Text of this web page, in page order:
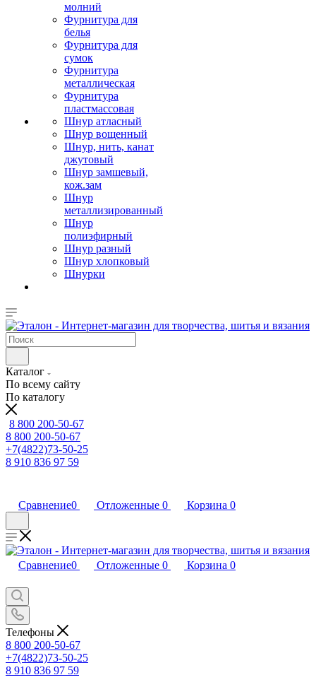
молний
Фурнитура для
белья
Фурнитура для
сумок
Фурнитура
металлическая
Фурнитура
пластмассовая
Шнур атласный
Шнур вощенный
Шнур, нить, канат
джутовый
Шнур замшевый,
кож.зам
Шнур
металлизированный
Шнур
полиэфирный
Шнур разный
Шнур хлопковый
Шнурки
Каталог
По всему сайту
По каталогу
8 800 200-50-67
8 800 200-50-67
+7(4822)73-50-25
8 910 836 97 59
Сравнение0 Отложенные 0 Корзина 0
Сравнение0 Отложенные 0 Корзина 0
Телефоны
8 800 200-50-67
+7(4822)73-50-25
8 910 836 97 59